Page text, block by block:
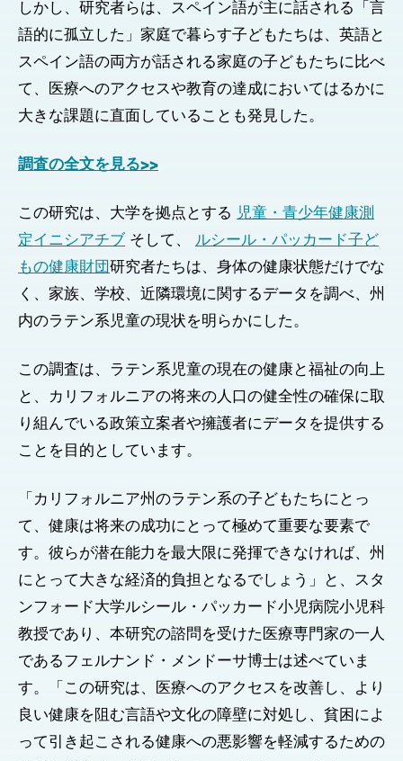
しかし、研究者らは、スペイン語が主に話される「言
語的に孤立した」家庭で暮らす子どもたちは、英語と
スペイン語の両方が話される家庭の子どもたちに比べ
て、医療へのアクセスや教育の達成においてはるかに
大きな課題に直面していることも発見した。
調査の全文を見る>>
この研究は、大学を拠点とする 児童・青少年健康測
定イニシアチブ そして、 ルシール・パッカード子ど
もの健康財団研究者たちは、身体の健康状態だけでな
く、家族、学校、近隣環境に関するデータを調べ、州
内のラテン系児童の現状を明らかにした。
この調査は、ラテン系児童の現在の健康と福祉の向上
と、カリフォルニアの将来の人口の健全性の確保に取
り組んでいる政策立案者や擁護者にデータを提供する
ことを目的としています。
「カリフォルニア州のラテン系の子どもたちにとっ
て、健康は将来の成功にとって極めて重要な要素で
す。彼らが潜在能力を最大限に発揮できなければ、州
にとって大きな経済的負担となるでしょう」と、スタ
ンフォード大学ルシール・パッカード小児病院小児科
教授であり、本研究の諮問を受けた医療専門家の一人
であるフェルナンド・メンドーサ博士は述べていま
す。「この研究は、医療へのアクセスを改善し、より
良い健康を阻む言語や文化の障壁に対処し、貧困によ
って引き起こされる健康への悪影響を軽減するための